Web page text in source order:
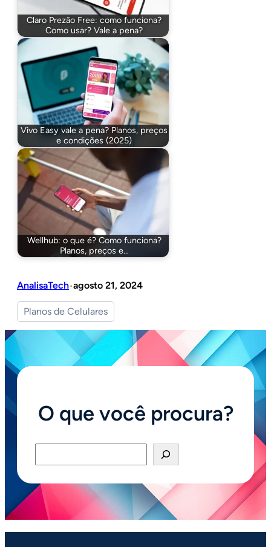
Claro Prezão Free: como funciona?
Como usar? Vale a pena?
Vivo Easy vale a pena? Planos, preços
e condições (2025)
Wellhub: o que é? Como funciona?
Planos, preços e…
AnalisaTech•agosto 21, 2024
Planos de Celulares
O que você procura?